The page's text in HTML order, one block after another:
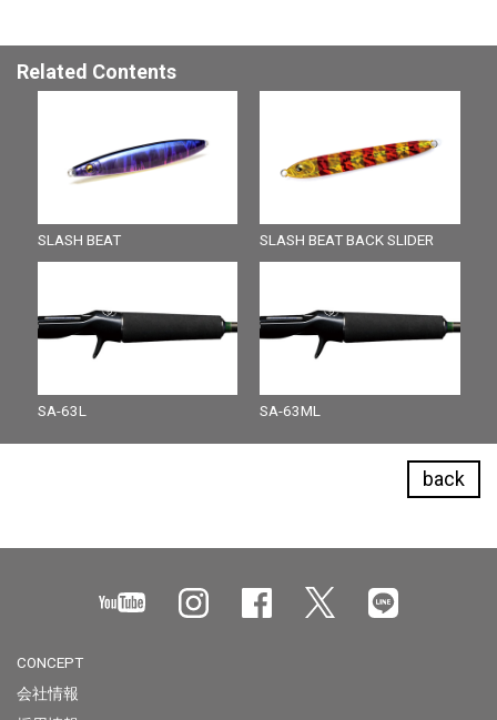
Related Contents
SLASH BEAT SLASH BEAT BACK SLIDER
SA-63L SA-63ML
back
CONCEPT
会社情報